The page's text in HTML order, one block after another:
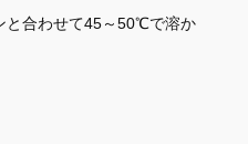
と合わせて45～50℃で溶か